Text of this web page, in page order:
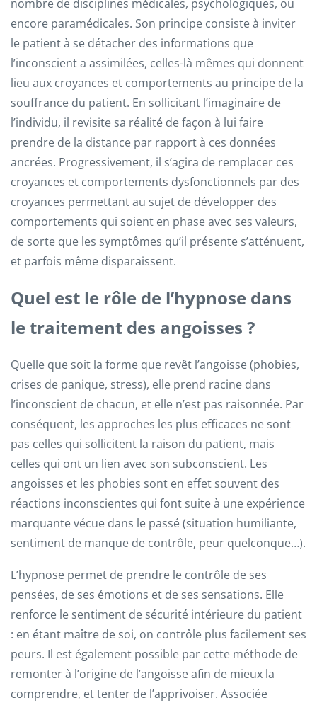
nombre de disciplines médicales, psychologiques, ou
encore paramédicales. Son principe consiste à inviter
le patient à se détacher des informations que
l’inconscient a assimilées, celles-là mêmes qui donnent
lieu aux croyances et comportements au principe de la
souffrance du patient. En sollicitant l’imaginaire de
l’individu, il revisite sa réalité de façon à lui faire
prendre de la distance par rapport à ces données
ancrées. Progressivement, il s’agira de remplacer ces
croyances et comportements dysfonctionnels par des
croyances permettant au sujet de développer des
comportements qui soient en phase avec ses valeurs,
de sorte que les symptômes qu’il présente s’atténuent,
et parfois même disparaissent.
Quel est le rôle de l’hypnose dans
le traitement des angoisses ?
Quelle que soit la forme que revêt l’angoisse (phobies,
crises de panique, stress), elle prend racine dans
l’inconscient de chacun, et elle n’est pas raisonnée. Par
conséquent, les approches les plus efficaces ne sont
pas celles qui sollicitent la raison du patient, mais
celles qui ont un lien avec son subconscient. Les
angoisses et les phobies sont en effet souvent des
réactions inconscientes qui font suite à une expérience
marquante vécue dans le passé (situation humiliante,
sentiment de manque de contrôle, peur quelconque…).
L’hypnose permet de prendre le contrôle de ses
pensées, de ses émotions et de ses sensations. Elle
renforce le sentiment de sécurité intérieure du patient
: en étant maître de soi, on contrôle plus facilement ses
peurs. Il est également possible par cette méthode de
remonter à l’origine de l’angoisse afin de mieux la
comprendre, et tenter de l’apprivoiser. Associée